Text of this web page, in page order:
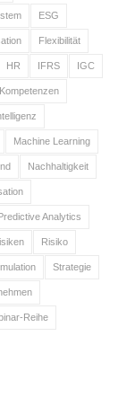
ESG
Flexibilität
HR IFRS IGC
Kompetenzen
Machine Learning
Nachhaltigkeit
Analytics
Risiko
Strategie
Reihe